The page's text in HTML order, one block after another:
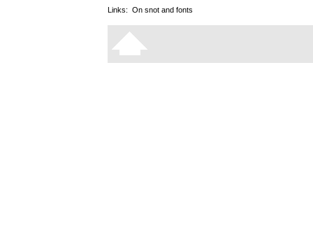
Links: On snot and fonts